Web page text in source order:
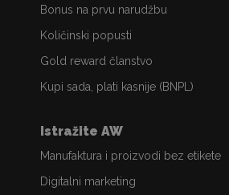
Bonus na prvu narudžbu
Količinski popusti
Gold reward članstvo
Kupi sada, plati kasnije (BNPL)
Istražite AW
Manufaktura i proizvodi bez etikete
Digitalni marketing